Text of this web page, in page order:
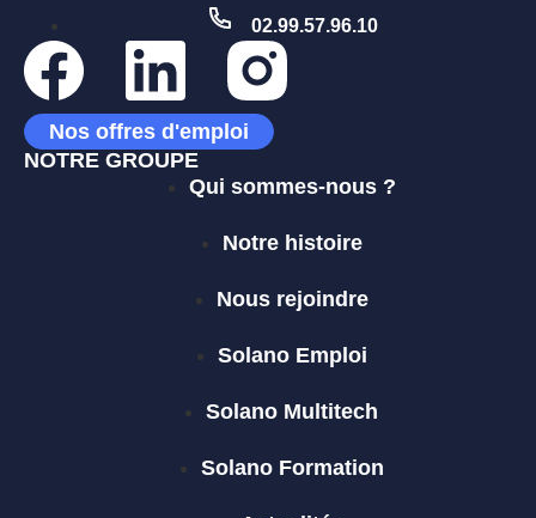
02.99.57.96.10
Nos offres d'emploi
NOTRE GROUPE
Qui sommes-nous ?
Notre histoire
Nous rejoindre
Solano Emploi
Solano Multitech
Solano Formation